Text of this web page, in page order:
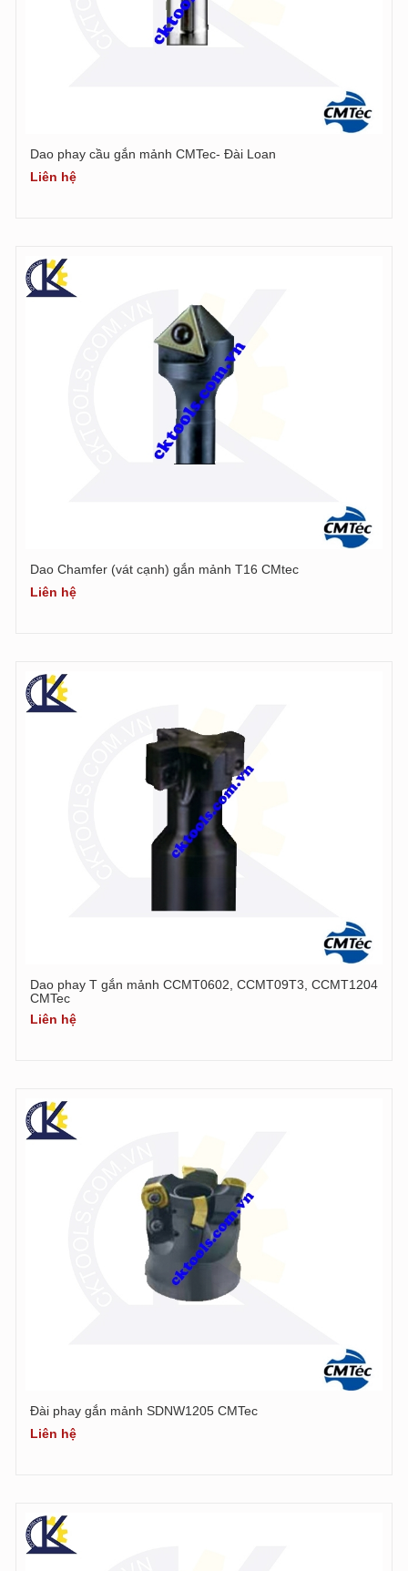
Dao phay cầu gắn mảnh CMTec- Đài Loan
Liên hệ
Dao Chamfer (vát cạnh) gắn mảnh T16 CMtec
Liên hệ
Dao phay T gắn mảnh CCMT0602, CCMT09T3, CCMT1204
CMTec
Liên hệ
Đài phay gắn mảnh SDNW1205 CMTec
Liên hệ